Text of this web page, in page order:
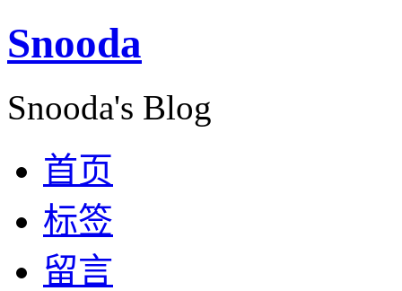
Snooda
Snooda's Blog
首页
标签
留言